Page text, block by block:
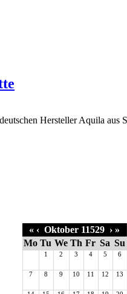
« ‹ Oktober 11529 › »
Mo Tu We Th Fr Sa Su
1 2 3 4 5 6
7 8 9 10 11 12 13